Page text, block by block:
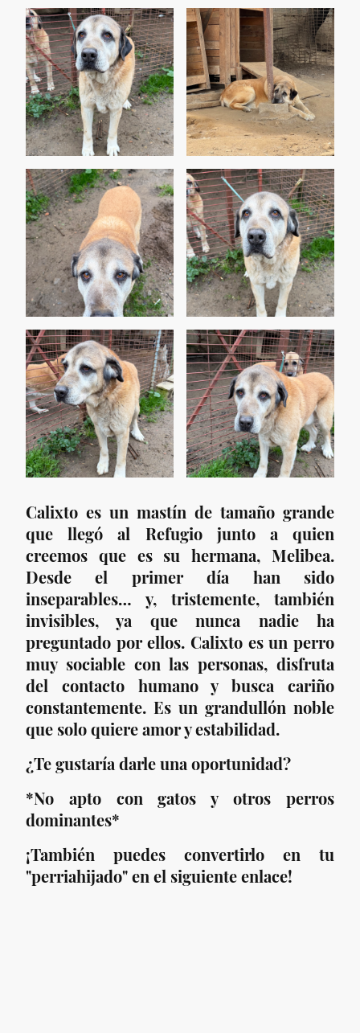
Calixto es un mastín de tamaño grande
que llegó al Refugio junto a quien
creemos que es su hermana, Melibea.
Desde el primer día han sido
inseparables… y, tristemente, también
invisibles, ya que nunca nadie ha
preguntado por ellos. Calixto es un perro
muy sociable con las personas, disfruta
del contacto humano y busca cariño
constantemente. Es un grandullón noble
que solo quiere amor y estabilidad.
¿Te gustaría darle una oportunidad?
*No apto con gatos y otros perros
dominantes*
¡También puedes convertirlo en tu
"perriahijado" en el siguiente enlace!